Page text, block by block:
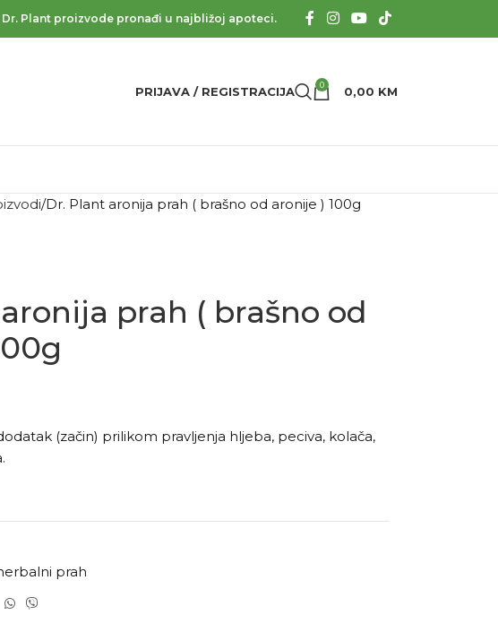
Plant proizvode pronađi u najbližoj apoteci.
PRIJAVA / REGISTRACIJA 0 0,00 KM
Dr. Plant aronija prah ( brašno od aronije ) 100g
prah ( brašno od
(začin) prilikom pravljenja hljeba, peciva, kolača,
prah